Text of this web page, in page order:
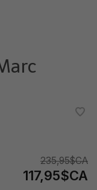
235,95$CA
117,95$CA